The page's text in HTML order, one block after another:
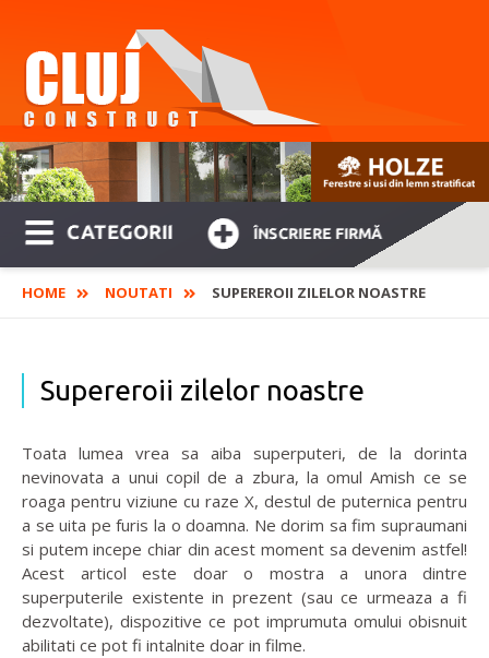
CATEGORII ÎNSCRIERE FIRMĂ
HOME NOUTATI SUPEREROII ZILELOR NOASTRE
Supereroii zilelor noastre
Toata lumea vrea sa aiba superputeri, de la dorinta
nevinovata a unui copil de a zbura, la omul Amish ce se
roaga pentru viziune cu raze X, destul de puternica pentru
a se uita pe furis la o doamna. Ne dorim sa fim supraumani
si putem incepe chiar din acest moment sa devenim astfel!
Acest articol este doar o mostra a unora dintre
superputerile existente in prezent (sau ce urmeaza a fi
dezvoltate), dispozitive ce pot imprumuta omului obisnuit
abilitati ce pot fi intalnite doar in filme.